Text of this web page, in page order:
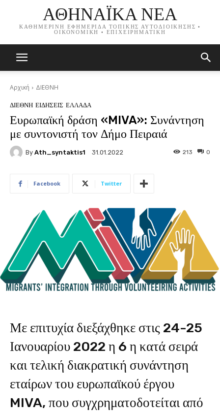
ΑΘΗΝΑΪΚΑ ΝΕΑ
ΚΑΘΗΜΕΡΙΝΗ ΕΦΗΜΕΡΙΔΑ ΤΟΠΙΚΗΣ ΑΥΤΟΔΙΟΙΚΗΣΗΣ •
ΟΙΚΟΝΟΜΙΚΗ • ΕΠΙΧΕΙΡΗΜΑΤΙΚΗ
Αρχική ΔΙΕΘΝΗ
ΔΙΕΘΝΗ ΕΙΔΗΣΕΙΣ ΕΛΛΑΔΑ
Ευρωπαϊκή δράση «MIVA»: Συνάντηση
με συντονιστή τον Δήμο Πειραιά
By Ath_syntaktis1 31.01.2022 0
213
Facebook Twitter
Με επιτυχία διεξάχθηκε στις 24-25
Ιανουαρίου 2022 η 6 η κατά σειρά
και τελική διακρατική συνάντηση
εταίρων του ευρωπαϊκού έργου
MIVA, που συγχρηματοδοτείται από